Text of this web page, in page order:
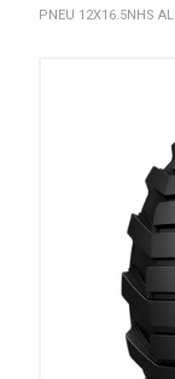
PNEU 12X16.5NHS